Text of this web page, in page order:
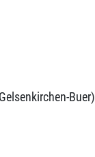
Buer)